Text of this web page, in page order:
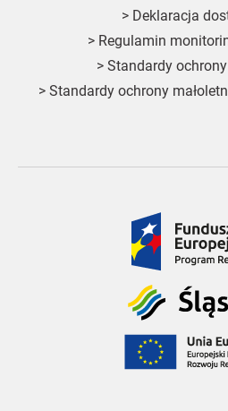
> Deklaracja
> Regulamin
>Standardy ochrony
> Standardy ochrony
Fundusze
Europejskie
Śląskie
Unia
Europejska